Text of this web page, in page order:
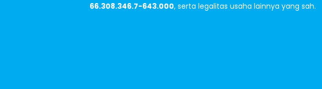
66.308.346.7-643.000, serta legalitas usaha lainnya yang sah.